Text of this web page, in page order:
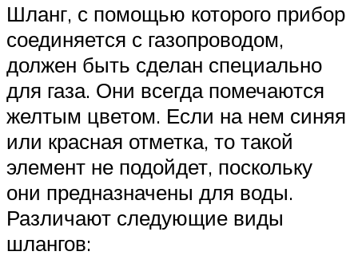
Шланг, с помощью которого прибор
соединяется с газопроводом,
должен быть сделан специально
для газа. Они всегда помечаются
желтым цветом. Если на нем синяя
или красная отметка, то такой
элемент не подойдет, поскольку
они предназначены для воды.
Различают следующие виды
шлангов: